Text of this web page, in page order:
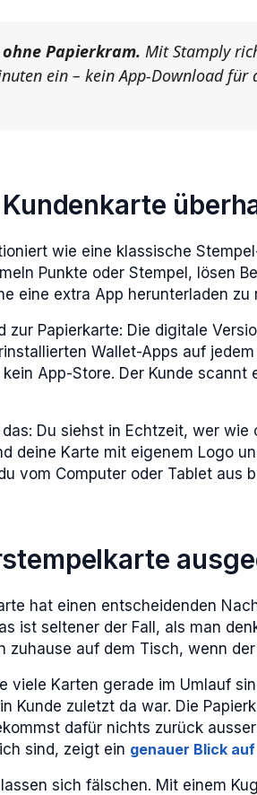
Papierkram. Mit Stamply
ein – kein App-Download für
wie eine klassische
Punkte oder Stempel, lösen
eine extra App herunterladen zu
zur Papierkarte: Die digitale
Wallet-Apps auf
App-Store. Der Kunde scannt
Du siehst in Echtzeit, wer wie
deine Karte mit eigenem Logo
vom Computer oder Tablet aus
hat einen entscheidenden
ist seltener der Fall, als man
auf dem Tisch, wenn
viele Karten gerade im Umlauf
Kunde zuletzt da war. Die
dafür nichts zurück
sind, zeigt ein genauer Blick
sich fälschen. Mit einem